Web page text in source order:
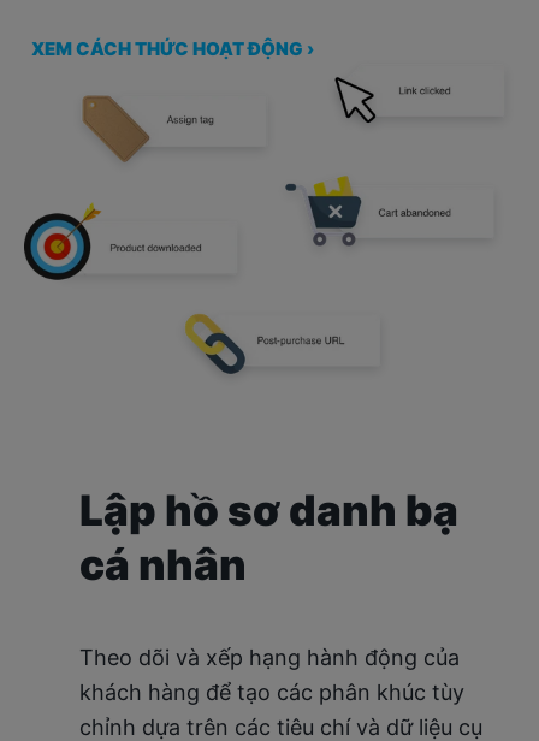
XEM CÁCH THỨC HOẠT ĐỘNG ›
Lập hồ sơ danh bạ
cá nhân
Theo dõi và xếp hạng hành động của
khách hàng để tạo các phân khúc tùy
chỉnh dựa trên các tiêu chí và dữ liệu cụ